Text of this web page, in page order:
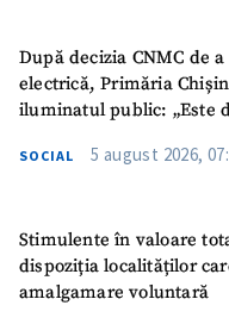
După decizia CNMC de
electrică, Primăria
iluminatul public: „Este
SOCIAL 5 august 2026,
Stimulente în valoare
dispoziția localităților
amalgamare voluntară